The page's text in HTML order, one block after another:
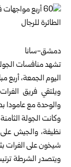
دمشق-سانا
تشهد منافسات
اليوم الجمعة، أربع
ويلتقي فريق
والوحدة مع عامودا
وكانت الجولة
نظيفة، والجيش
شيخون على الفرات